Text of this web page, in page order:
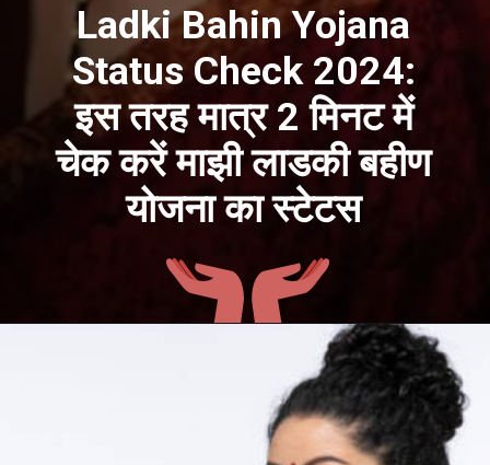
Ladki Bahin Yojana
Status Check 2024:
इस तरह मात्र 2 मिनट में
चेक करें माझी लाडकी बहीण
योजना का स्टेटस